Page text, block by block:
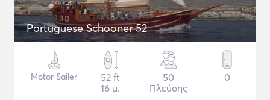
Portuguese Schooner 52
Motor Sailer
52 ft
16 μ.
50
Πλεύσης
0